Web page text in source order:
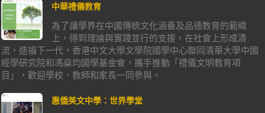
中華禮儀教育
為了讓學界在中國傳統文化涵養及品德教育的範疇
上，得到理論與實踐並行的支援，在社會上形成清
流，造福下一代，香港中文大學文學院國學中心聯同清華大學中國
經學研究院和馮燊均國學基金會，攜手推動「禮儀文明教育項
目」，歡迎學校、教師和家長一同參與。
惠僑英文中學：世界學堂